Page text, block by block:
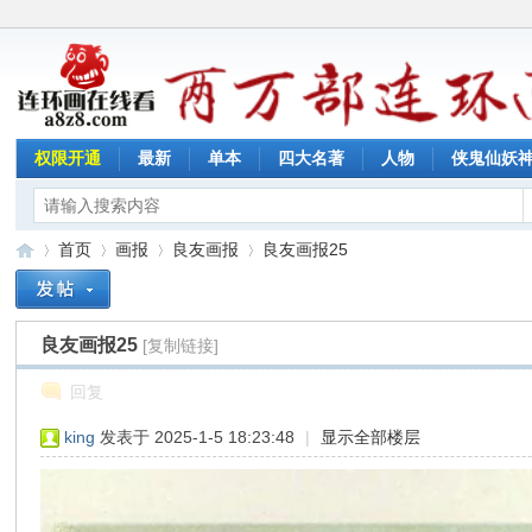
权限开通 最新 单本 四大名著 人物 侠鬼仙妖
»
首页
›
画报
›
良友画报 良友画报25
良友画报25 [复制链接]
回复
king 发表于 2025-1-5 18:23:48 | 显示全部楼层